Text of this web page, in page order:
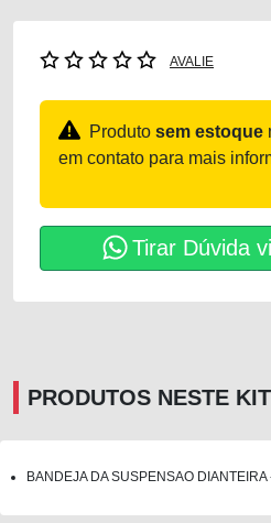
AVALIE
Produto sem estoque
em contato para mais
Tirar Dúvida
PRODUTOS NESTE KIT
BANDEJA DA SUSPENSAO